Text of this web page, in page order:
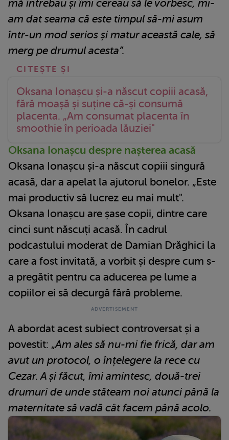
mă întrebau și îmi cereau să le vorbesc, mi-
am dat seama că este timpul să-mi asum
într-un mod serios și matur această cale, să
merg pe drumul acesta”.
Oksana Ionașcu și-a născut copiii acasă,
fără moașă și suține că-și consumă
placenta. „Am consumat placenta în
smoothie în perioada lăuziei"
Oksana Ionașcu despre nașterea acasă
Oksana Ionașcu și-a născut copiii singură
acasă, dar a apelat la ajutorul bonelor. „Este
mai productiv să lucrez eu mai mult".
Oksana Ionașcu are șase copii, dintre care
cinci sunt născuți acasă. În cadrul
podcastului moderat de Damian Drăghici la
care a fost invitată, a vorbit și despre cum s-
a pregătit pentru ca aducerea pe lume a
copiilor ei să decurgă fără probleme.
A abordat acest subiect controversat și a
povestit: „Am ales să nu-mi fie frică, dar am
avut un protocol, o înțelegere la rece cu
Cezar. A și făcut, îmi amintesc, două-trei
drumuri de unde stăteam noi atunci până la
maternitate să vadă cât facem până acolo.